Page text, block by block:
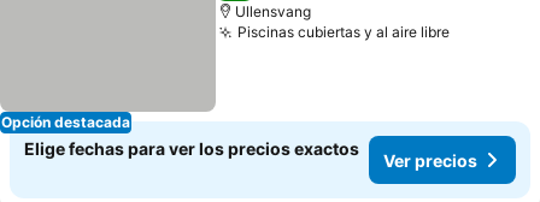
Opción destacada
Ullensvang
Piscinas cubiertas y al aire libreVer
Elige fechas para ver los precios exactos
Ver precios